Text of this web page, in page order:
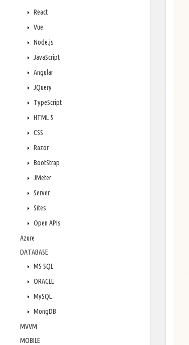
React
Vue
Node.js
JavaScript
Angular
JQuery
TypeScript
HTML 5
CSS
Razor
BootStrap
JMeter
Server
Sites
Open APIs
Azure
DATABASE
MS SQL
ORACLE
MySQL
MongDB
MVVM
MOBILE